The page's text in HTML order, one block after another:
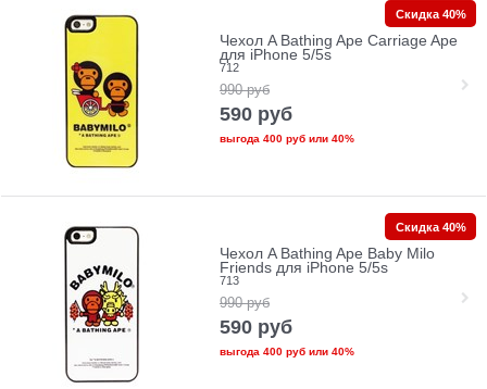
Чехол A Bathing Ape Сarriage Ape
для iPhone 5/5s
712
990 руб
590 руб
выгода 400 рубили 40%
Скидка 40%
Чехол A Bathing Ape Baby Milo
Friends для iPhone 5/5s
713
990 руб
590 руб
выгода 400 рубили 40%
Скидка 40%